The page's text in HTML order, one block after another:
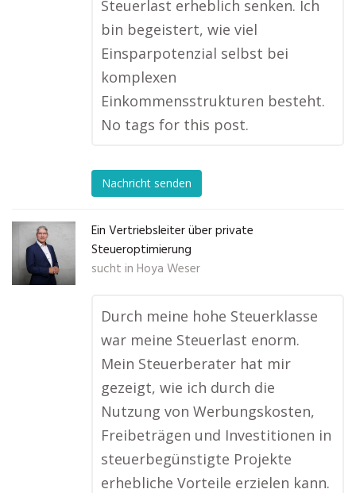
Steuerlast erheblich senken. Ich
bin begeistert, wie viel
Einsparpotenzial selbst bei
komplexen
Einkommensstrukturen besteht.
No tags for this post.
Nachricht senden
Ein Vertriebsleiter über private
Steueroptimierung
sucht in Hoya Weser
Durch meine hohe Steuerklasse
war meine Steuerlast enorm.
Mein Steuerberater hat mir
gezeigt, wie ich durch die
Nutzung von Werbungskosten,
Freibeträgen und Investitionen in
steuerbegünstigte Projekte
erhebliche Vorteile erzielen kann.